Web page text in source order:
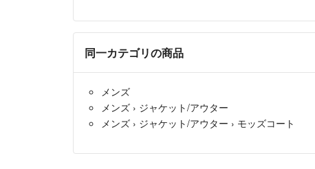
同一カテゴリの商品
メンズ
メンズ › ジャケット/アウター
メンズ › ジャケット/アウター › モッズコート